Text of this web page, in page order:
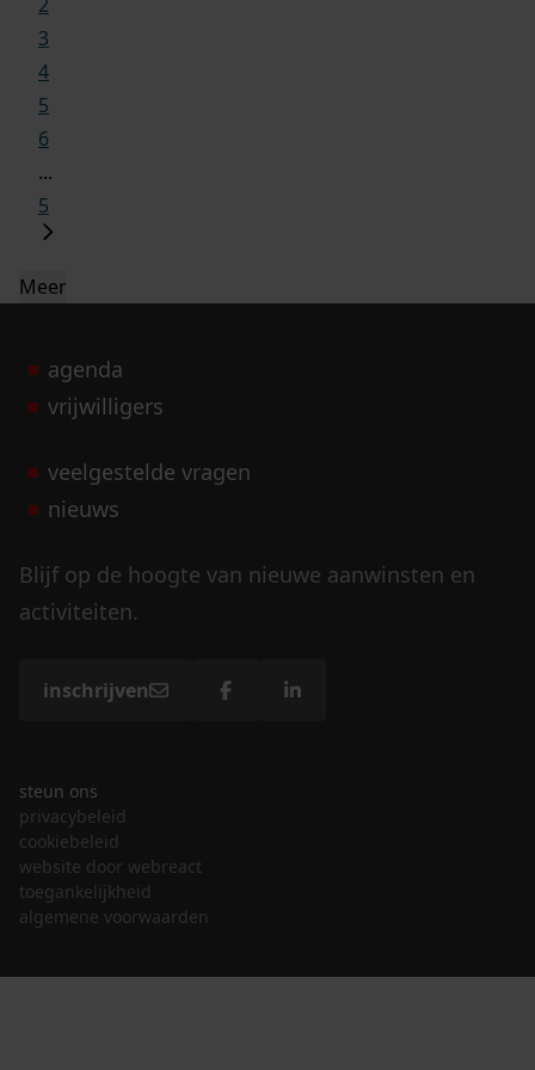
3
4
5
6
...
5
Meer
agenda
vrijwilligers
veelgestelde vragen
nieuws
Blijf op de hoogte van nieuwe aanwinsten en
activiteiten.
inschrijven
steun ons
privacybeleid
cookiebeleid
website door webreact
toegankelijkheid
algemene voorwaarden